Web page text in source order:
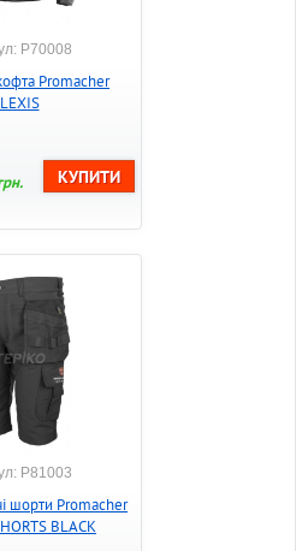
P70008
Promacher
P81003
шорти Promacher
BLACK